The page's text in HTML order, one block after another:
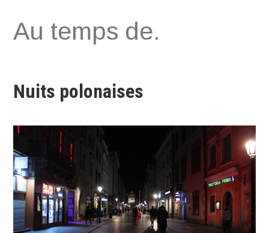
au
Au temps de.
Nuits polonaises